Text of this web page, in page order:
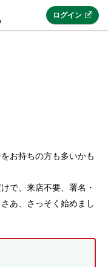
ログイン
お持ちの方も多いかも
で、来店不要、署名・
あ、さっそく始めまし